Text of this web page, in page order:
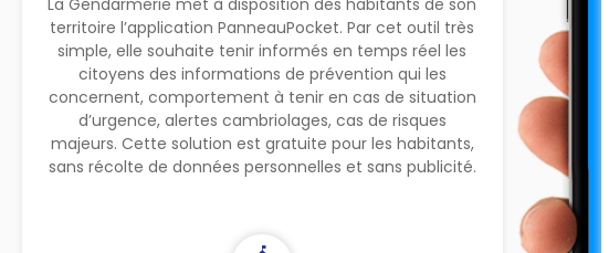
territoire l’application PanneauPocket. Par cet outil très
simple, elle souhaite tenir informés en temps réel les
citoyens des informations de prévention qui les
concernent, comportement à tenir en cas de situation
d’urgence, alertes cambriolages, cas de risques
majeurs. Cette solution est gratuite pour les habitants,
sans récolte de données personnelles et sans publicité.